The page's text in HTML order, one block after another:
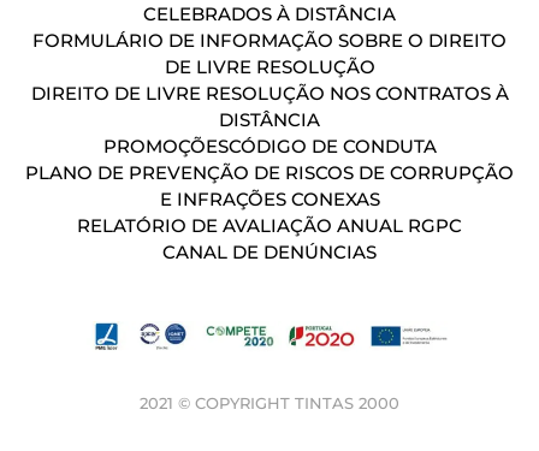
CELEBRADOS À DISTÂNCIA
FORMULÁRIO DE INFORMAÇÃO SOBRE O DIREITO
DE LIVRE RESOLUÇÃO
DIREITO DE LIVRE RESOLUÇÃO NOS CONTRATOS À
DISTÂNCIA
PROMOÇÕESCÓDIGO DE CONDUTA
PLANO DE PREVENÇÃO DE RISCOS DE CORRUPÇÃO
E INFRAÇÕES CONEXAS
RELATÓRIO DE AVALIAÇÃO ANUAL RGPC
CANAL DE DENÚNCIAS
2021 © COPYRIGHT TINTAS 2000